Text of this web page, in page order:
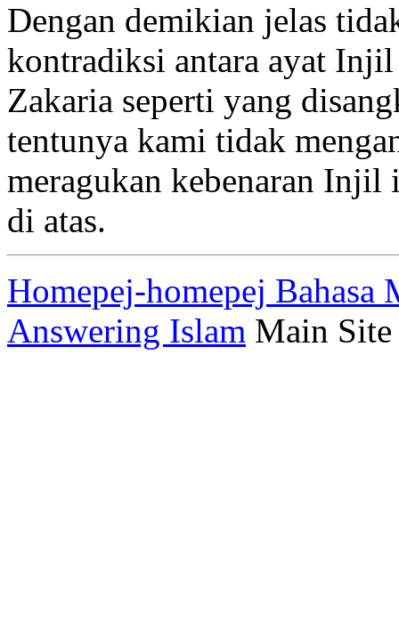
Dengan demikian jelas
kontradiksi antara ayat
Zakaria seperti yang
tentunya kami tidak
meragukan kebenaran Injil
di atas.
Homepej-homepej Bahasa
Answering Islam Main